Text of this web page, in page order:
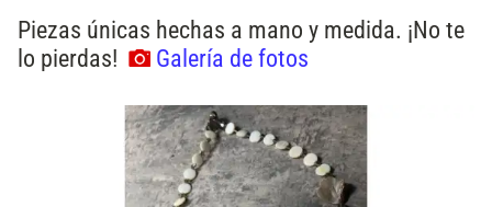
Piezas únicas hechas a mano y medida. ¡No te
lo pierdas!
Galería de fotos